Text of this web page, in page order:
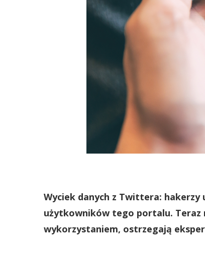
Wyciek danych z Twittera:
użytkowników tego portalu. Teraz
wykorzystaniem, ostrzegają